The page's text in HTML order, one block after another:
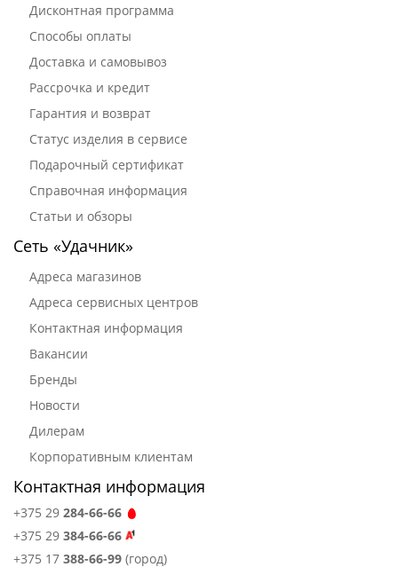
Дисконтная программа
Способы оплаты
Доставка и самовывоз
Рассрочка и кредит
Гарантия и возврат
Статус изделия в сервисе
Подарочный сертификат
Справочная информация
Статьи и обзоры
Сеть «Удачник»
Адреса магазинов
Адреса сервисных центров
Контактная информация
Вакансии
Бренды
Новости
Дилерам
Корпоративным клиентам
Контактная информация
+375 29 284-66-66
+375 29 384-66-66
+375 17 388-66-99 (город)